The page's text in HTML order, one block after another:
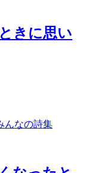
きに思い
んなの詩集